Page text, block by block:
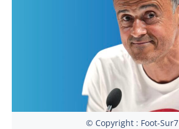
© Copyright : Foot-Sur7